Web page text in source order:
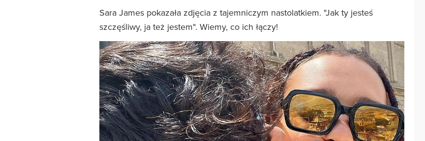
Sara James pokazała zdjęcia z tajemniczym nastolatkiem. "Jak ty jesteś
szczęśliwy, ja też jestem". Wiemy, co ich łączy!